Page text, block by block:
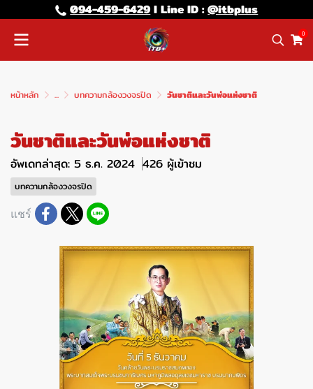
094-459-6429l Line lD :@itbplus
0
หน้าหลัก ... บทความกล้องวงจรปิด วันชาติและวันพ่อแห่งชาติ
วันชาติและวันพ่อแห่งชาติ
อัพเดทล่าสุด: 5 ธ.ค. 2024 426 ผู้เข้าชม
บทความกล้องวงจรปิด
แชร์